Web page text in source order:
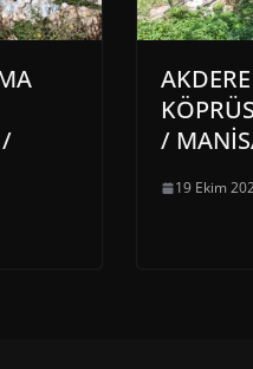
/
/
19 Ekim